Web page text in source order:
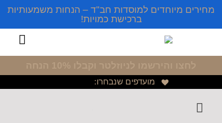
מחירים מיוחדים למוסדות חב"ד – הנחות משמעותיות
ברכישת כמויות!
מועדפים שנבחרו: